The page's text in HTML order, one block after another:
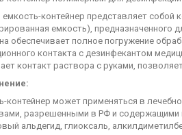
контейнер представляет собой
емкость), предназначенного
обеспечивает полное погружение
контакта с дезинфекантом
контакт раствора с руками,
контейнер может применяться в
разрешенными в РФ и содержащими
альдегид, глиоксаль,